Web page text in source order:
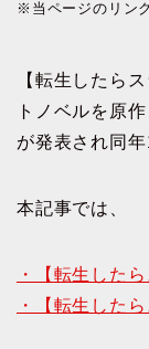
※当ページのリン
【転生したら
トノベルを原
が発表され同
本記事では、
・【転生した
・【転生した